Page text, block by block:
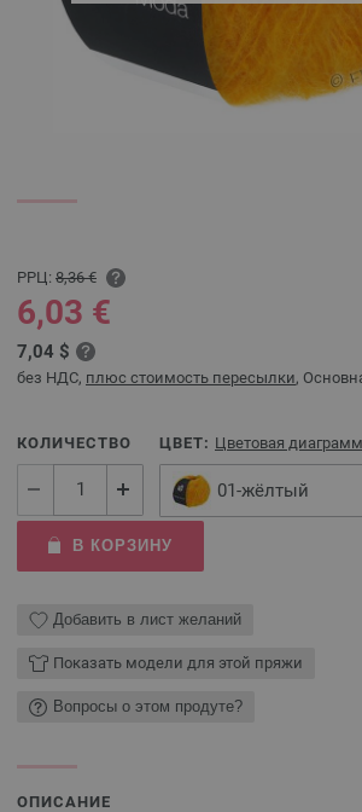
РРЦ: 8,36 €
6,03 €
7,04 $
без НДС, плюс стоимость пересылки,
КОЛИЧЕСТВО ЦВЕТ: Цветовая
01-жёлтый
В КОРЗИНУ
Добавить в лист желаний
Показать модели для этой пряжи
Вопросы о этом продуте?
ОПИСАНИЕ